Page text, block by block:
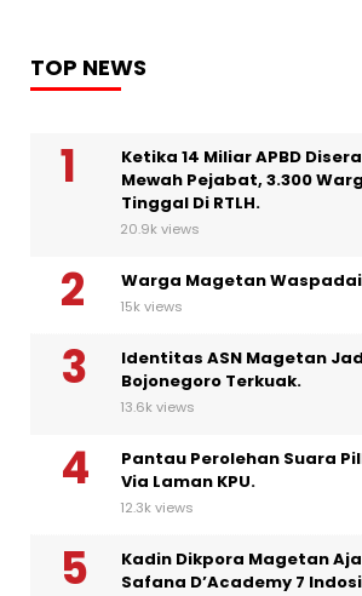
TOP NEWS
Ketika 14 Miliar APBD
Mewah Pejabat, 3.300
Tinggal Di RTLH.
20.9k views
Warga Magetan Waspadai
15k views
Identitas ASN Magetan
Bojonegoro Terkuak.
13.6k views
Pantau Perolehan Suara
Via Laman KPU.
12.3k views
Kadin Dikpora Magetan
Safana D’Academy 7